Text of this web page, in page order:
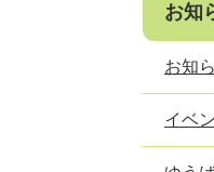
お知
お知
イベ